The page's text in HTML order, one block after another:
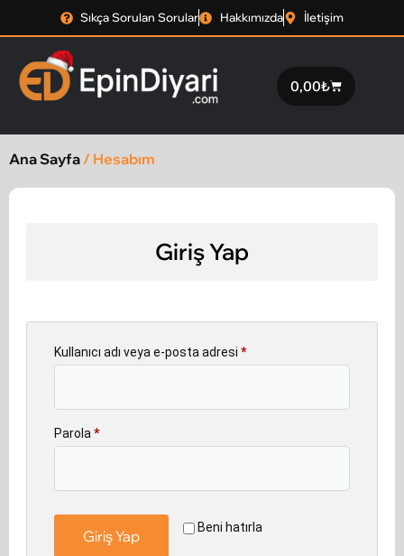
Sıkça Sorulan Sorular Hakkımızda İletişim
0,00₺
Ana Sayfa / Hesabım
Giriş Yap
Kullanıcı adı veya e-posta adresi *
Parola *
Beni hatırla
Giriş Yap